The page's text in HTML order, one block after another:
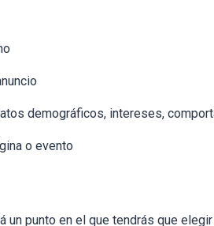
demográficos, intereses,
o evento
un punto en el que tendrás que